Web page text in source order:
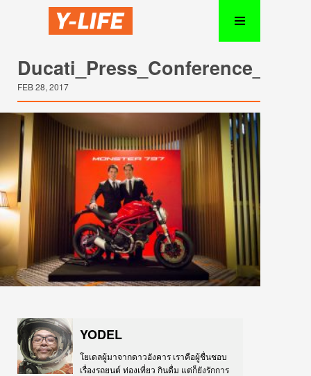
FEB 28, 2017
YODEL
โยเดลผู้มาจากดาวอังคาร เราคือผู้ชื่นชอบ
เรื่องรถยนต์ ท่องเที่ยว กินดื่ม แต่ก็ยังรักการ